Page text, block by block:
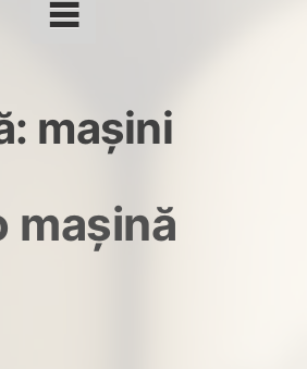
mașini
mașină